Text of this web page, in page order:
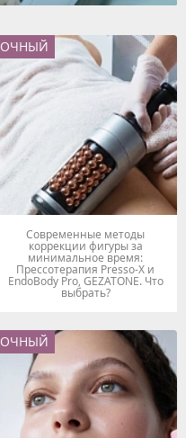
ОЧНЫЙ
Современные методы
коррекции фигуры за
минимальное время:
Прессотерапия Presso-X и
EndoBody Pro, GEZATONE. Что
выбрать?
ОЧНЫЙ